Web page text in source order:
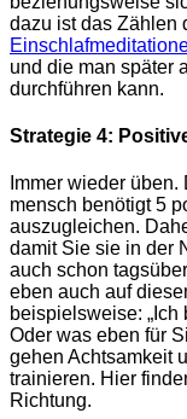
dazu ist das Zählen
und die man später
durchführen kann.
Strategie 4:
Immer wieder
mensch benötigt 5
auszugleichen.
damit Sie sie in der
auch schon
eben auch auf
beispielsweise: „Ich
Oder was eben für
gehen Achtsamkeit
trainieren. Hier
Richtung.